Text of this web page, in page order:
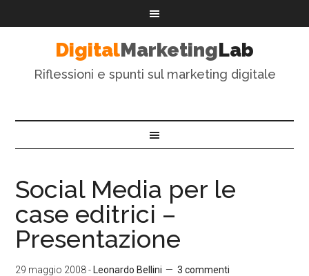
DigitalMarketingLab
Riflessioni e spunti sul marketing digitale
Social Media per le
case editrici –
Presentazione
29 maggio 2008- Leonardo Bellini
3 commenti